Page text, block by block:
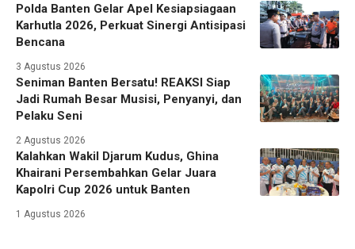
Polda Banten Gelar Apel Kesiapsiagaan
Karhutla 2026, Perkuat Sinergi Antisipasi
Bencana
3 Agustus 2026
Seniman Banten Bersatu! REAKSI Siap
Jadi Rumah Besar Musisi, Penyanyi, dan
Pelaku Seni
2 Agustus 2026
Kalahkan Wakil Djarum Kudus, Ghina
Khairani Persembahkan Gelar Juara
Kapolri Cup 2026 untuk Banten
1 Agustus 2026